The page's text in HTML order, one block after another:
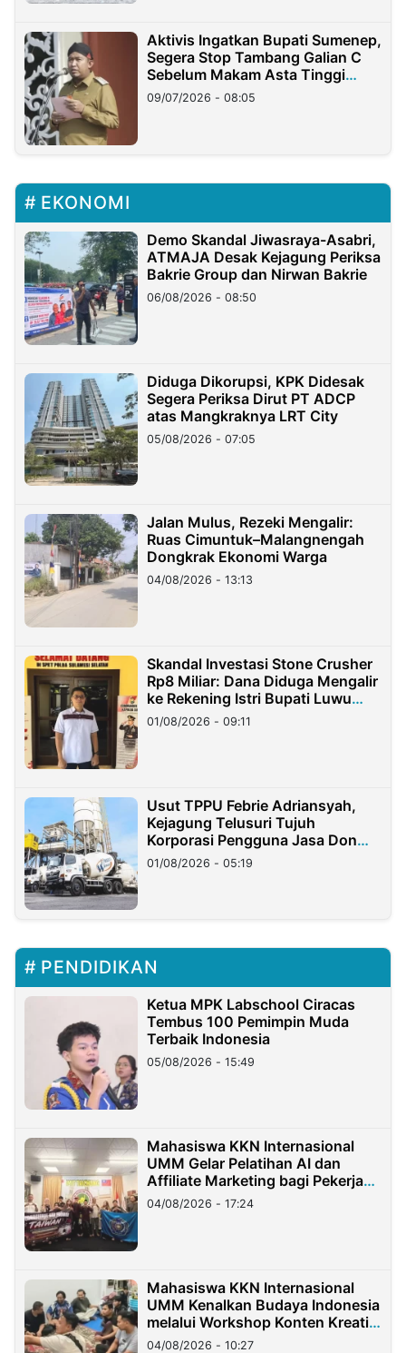
Aktivis Ingatkan Bupati Sumenep,
Segera Stop Tambang Galian C
Sebelum Makam Asta Tinggi
Longsor
09/07/2026 - 08:05
EKONOMI
Demo Skandal Jiwasraya-Asabri,
ATMAJA Desak Kejagung Periksa
Bakrie Group dan Nirwan Bakrie
06/08/2026 - 08:50
Diduga Dikorupsi, KPK Didesak
Segera Periksa Dirut PT ADCP
atas Mangkraknya LRT City
05/08/2026 - 07:05
Jalan Mulus, Rezeki Mengalir:
Ruas Cimuntuk–Malangnengah
Dongkrak Ekonomi Warga
04/08/2026 - 13:13
Skandal Investasi Stone Crusher
Rp8 Miliar: Dana Diduga Mengalir
ke Rekening Istri Bupati Luwu
Timur
01/08/2026 - 09:11
Usut TPPU Febrie Adriansyah,
Kejagung Telusuri Tujuh
Korporasi Pengguna Jasa Don
Ritto
01/08/2026 - 05:19
PENDIDIKAN
Ketua MPK Labschool Ciracas
Tembus 100 Pemimpin Muda
Terbaik Indonesia
05/08/2026 - 15:49
Mahasiswa KKN Internasional
UMM Gelar Pelatihan AI dan
Affiliate Marketing bagi Pekerja
Migran Indonesia di Taiwan
04/08/2026 - 17:24
Mahasiswa KKN Internasional
UMM Kenalkan Budaya Indonesia
melalui Workshop Konten Kreatif
di Taiwan
04/08/2026 - 10:27